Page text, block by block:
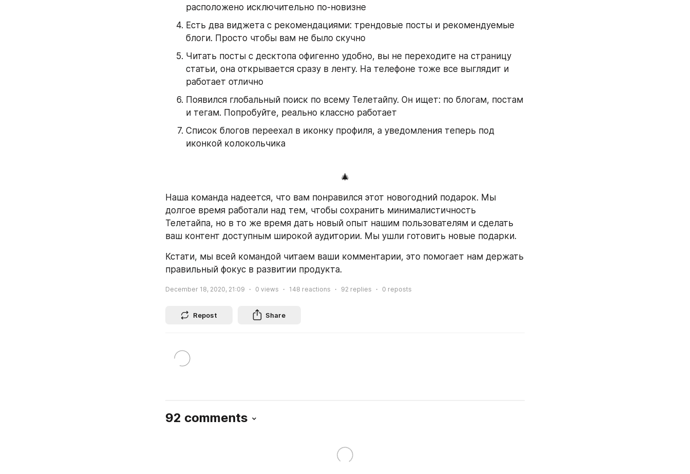
расположено исключительно по-новизне
Есть два виджета с рекомендациями: трендовые посты и рекомендуемые
блоги. Просто чтобы вам не было скучно
Читать посты с десктопа офигенно удобно, вы не переходите на страницу
статьи, она открывается сразу в ленту. На телефоне тоже все выглядит и
работает отлично
Появился глобальный поиск по всему Телетайпу. Он ищет: по блогам, постам
и тегам. Попробуйте, реально классно работает
Список блогов переехал в иконку профиля, а уведомления теперь под
иконкой колокольчика
🎄
Наша команда надеется, что вам понравился этот новогодний подарок. Мы
долгое время работали над тем, чтобы сохранить минималистичность
Телетайпа, но в то же время дать новый опыт нашим пользователям и сделать
ваш контент доступным широкой аудитории. Мы ушли готовить новые подарки.
Кстати, мы всей командой читаем ваши комментарии, это помогает нам держать
правильный фокус в развитии продукта.
December 18, 2020, 21:09 0 views 148 reactions 92 replies 0 reposts
Repost Share
92 comments